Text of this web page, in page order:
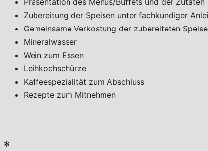
Zubereitung der Speisen unter fachkundiger
Gemeinsame Verkostung der zubereiteten
Mineralwasser
Wein zum Essen
Leihkochschürze
Kaffeespezialität zum Abschluss
Rezepte zum Mitnehmen
✻